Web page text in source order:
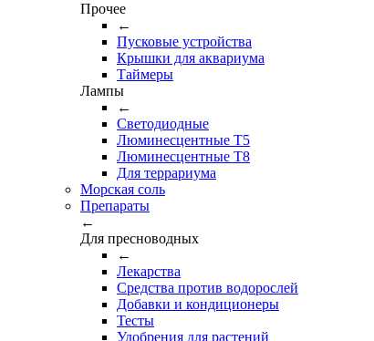
Прочее
←
Пусковые устройства
Крышки для аквариума
Таймеры
Лампы
←
Светодиодные
Люминесцентные Т5
Люминесцентные Т8
Для террариума
Морская соль
Препараты
←
Для пресноводных
←
Лекарства
Средства против водорослей
Добавки и кондиционеры
Тесты
Удобрения для растений